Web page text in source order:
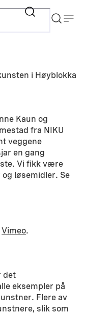
i Høyblokka
Kaun og
fra NIKU
veggene
en gang
Vi fikk være
løsemidler. Se
Vimeo.
det
eksempler på
Flere av
slik som